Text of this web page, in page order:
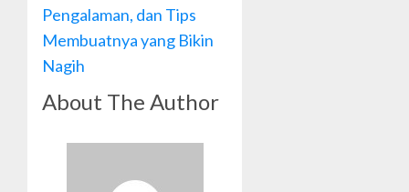
Pengalaman, dan Tips
Membuatnya yang Bikin
Nagih
About The Author